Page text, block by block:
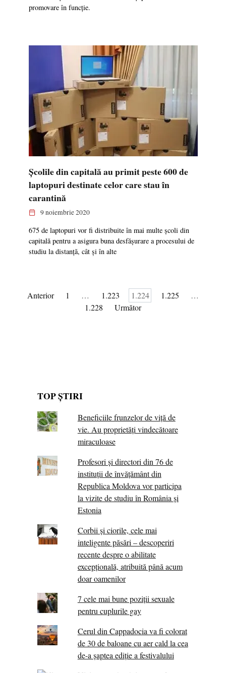
promovare în funcție.
Școlile din capitală au primit peste 600 de
laptopuri destinate celor care stau în
carantină
9 noiembrie 2020
675 de laptopuri vor fi distribuite în mai multe școli din
capitală pentru a asigura buna desfășurare a procesului de
studiu la distanță, cât și în alte
PaginațieAnterior 1 … 1.223 1.224 1.225
…
1.228
Următor
TOP ȘTIRI
Beneficiile frunzelor de viță de
vie. Au proprietăţi vindecătoare
miraculoase
Profesori și directori din 76 de
instituții de învățământ din
Republica Moldova vor participa
la vizite de studiu în România și
Estonia
Corbii şi ciorile, cele mai
inteligente păsări – descoperiri
recente despre o abilitate
excepţională, atribuită până acum
doar oamenilor
7 cele mai bune poziții sexuale
pentru cuplurile gay
Cerul din Cappadocia va fi colorat
de 30 de baloane cu aer cald la cea
de-a șaptea ediție a festivalului